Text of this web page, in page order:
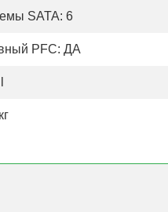
SATA: 6
PFC: ДА